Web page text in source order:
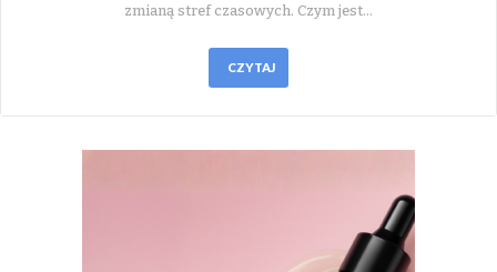
zmianą stref czasowych. Czym jest…
CZYTAJ